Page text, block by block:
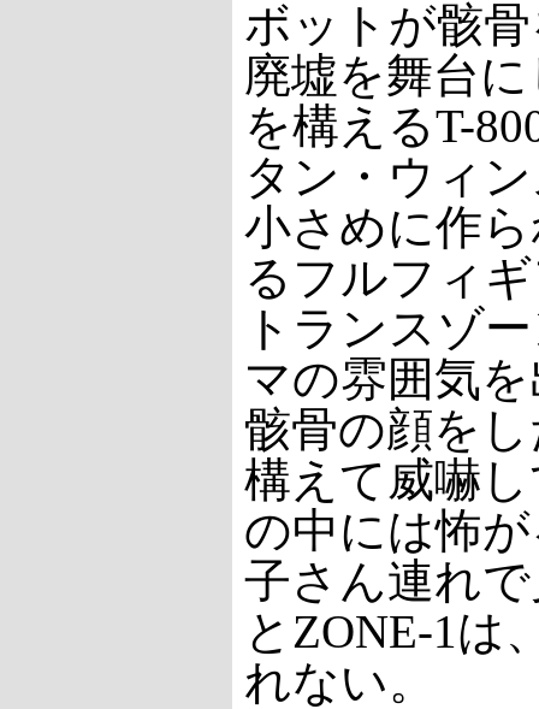
ボットが骸
廃墟を舞台
を構えるT-
タン・ウィ
小さめに作
るフルフィ
トランスゾ
マの雰囲気
骸骨の顔を
構えて威嚇
の中には怖
子さん連れ
とZONE-1は
れない。